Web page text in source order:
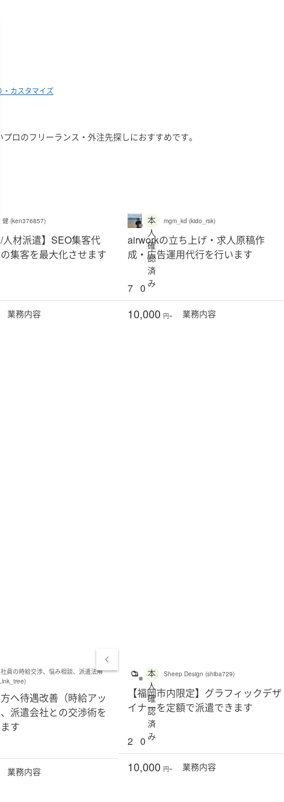
・カスタマイズ
ロのフリーランス・外注先探しにおすすめです。
健 (ken376857)
/人材派遣】SEO集客代
集客を最大化させます
業務内容
本
人
確
認
済
み
mgm_kd (kido_rsk)
airworkの立ち上げ・求人原稿作
成・広告運用代行を行います
7 0
10,000 円~ 業務内容
員の時給交渉、悩み相談、派遣法解
へ待遇改善（時給アッ
派遣会社との交渉術を
す
業務内容
本
人
確
認
済
み
Sheep Design (shiba729)
【福岡市内限定】グラフィックデザ
イナーを定額で派遣できます
2 0
10,000 円~ 業務内容